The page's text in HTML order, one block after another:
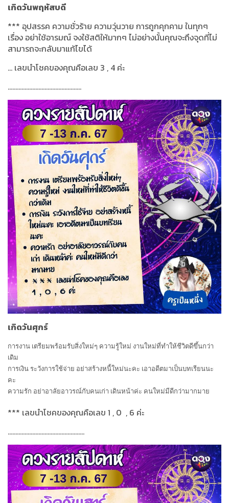
เกิดวันพฤหัสบดี
*** อุปสรรค ความชั่วร้าย ความวุ่นวาย การถูกคุกคาม ในทุกๆ
เรื่อง อย่าใช้อารมณ์ จงใช้สติให้มากๆ ไม่อย่างนั้นคุณจะถึงจุดที่ไม่
สามารถจะกลับมาแก้ไขได้
... เลขนำโชคของคุณคือเลข 3 , 4 ค่ะ
................................................
เกิดวันศุกร์
การงาน เตรียมพร้อมรับสิ่งใหม่ๆ ความรู้ใหม่ งานใหม่ที่ทำให้ชีวิตดีขึ้นกว่า
เดิม
การเงิน ระวังการใช้จ่าย อย่าสร้างหนี้ใหม่นะคะ เอาอดีตมาเป็นบทเรียนนะ
คะ
ความรัก อย่าอาลัยอาวรณ์กับคนเก่า เดินหน้าค่ะ คนใหม่มีดีกว่ามากมาย
*** เลขนำโชคของคุณคือเลข 1 , 0 , 6 ค่ะ
..................................................